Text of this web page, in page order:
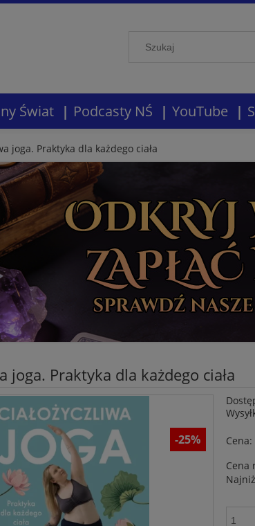
Świat Podcasty NŚ YouTube
joga. Praktyka dla każdego ciała
joga. Praktyka dla każdego ciała
-25% Cena:
Cena